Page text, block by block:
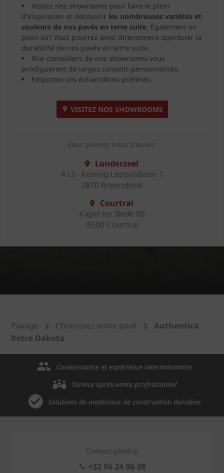
Visitez nos showrooms pour faire le plein
d'inspiration et découvrir les nombreuses variétés et
couleurs de nos pavés en terre cuite. Également en
plein air! Vous pourrez ainsi directement apprécier la
durabilité de nos pavés en terre suite.
Nos conseillers de nos showrooms vous
prodigueront de larges conseils personnalisés.
Emportez vos échantillons préférés.
VISITEZ NOS SHOWROOMS
Vous pouvez nous trouver:
Londerzeel
A12 - Koning Leopoldlaan 1
2870 Breendonk
Courtrai
Kapel ter Bede 88
8500 Courtrai
Pavage Choisissez votre pavé
Authentica
Retro Dakota
Connaissance et expérience internationales
Service après-vente professionnel
Solutions de matériaux de construction durables
Contact général
+32 56 24 96 38